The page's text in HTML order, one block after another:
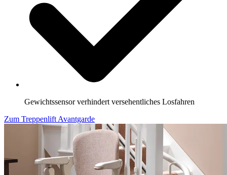
Gewichtssensor verhindert versehentliches Losfahren
Zum Treppenlift Avantgarde